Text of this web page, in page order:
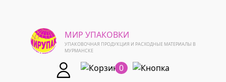
МИР УПАКОВКИ
УПАКОВОЧНАЯ ПРОДУКЦИЯ И РАСХОДНЫЕ МАТЕРИАЛЫ В
МУРМАНСКЕ
0